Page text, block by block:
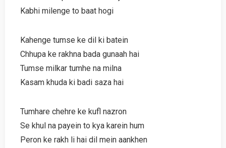
Kabhi milenge to baat hogi
Kahenge tumse ke dil ki batein
Chhupa ke rakhna bada gunaah hai
Tumse milkar tumhe na milna
Kasam khuda ki badi saza hai
Tumhare chehre ke kufl nazron
Se khul na payein to kya karein hum
Peron ke rakh li hai dil mein aankhen